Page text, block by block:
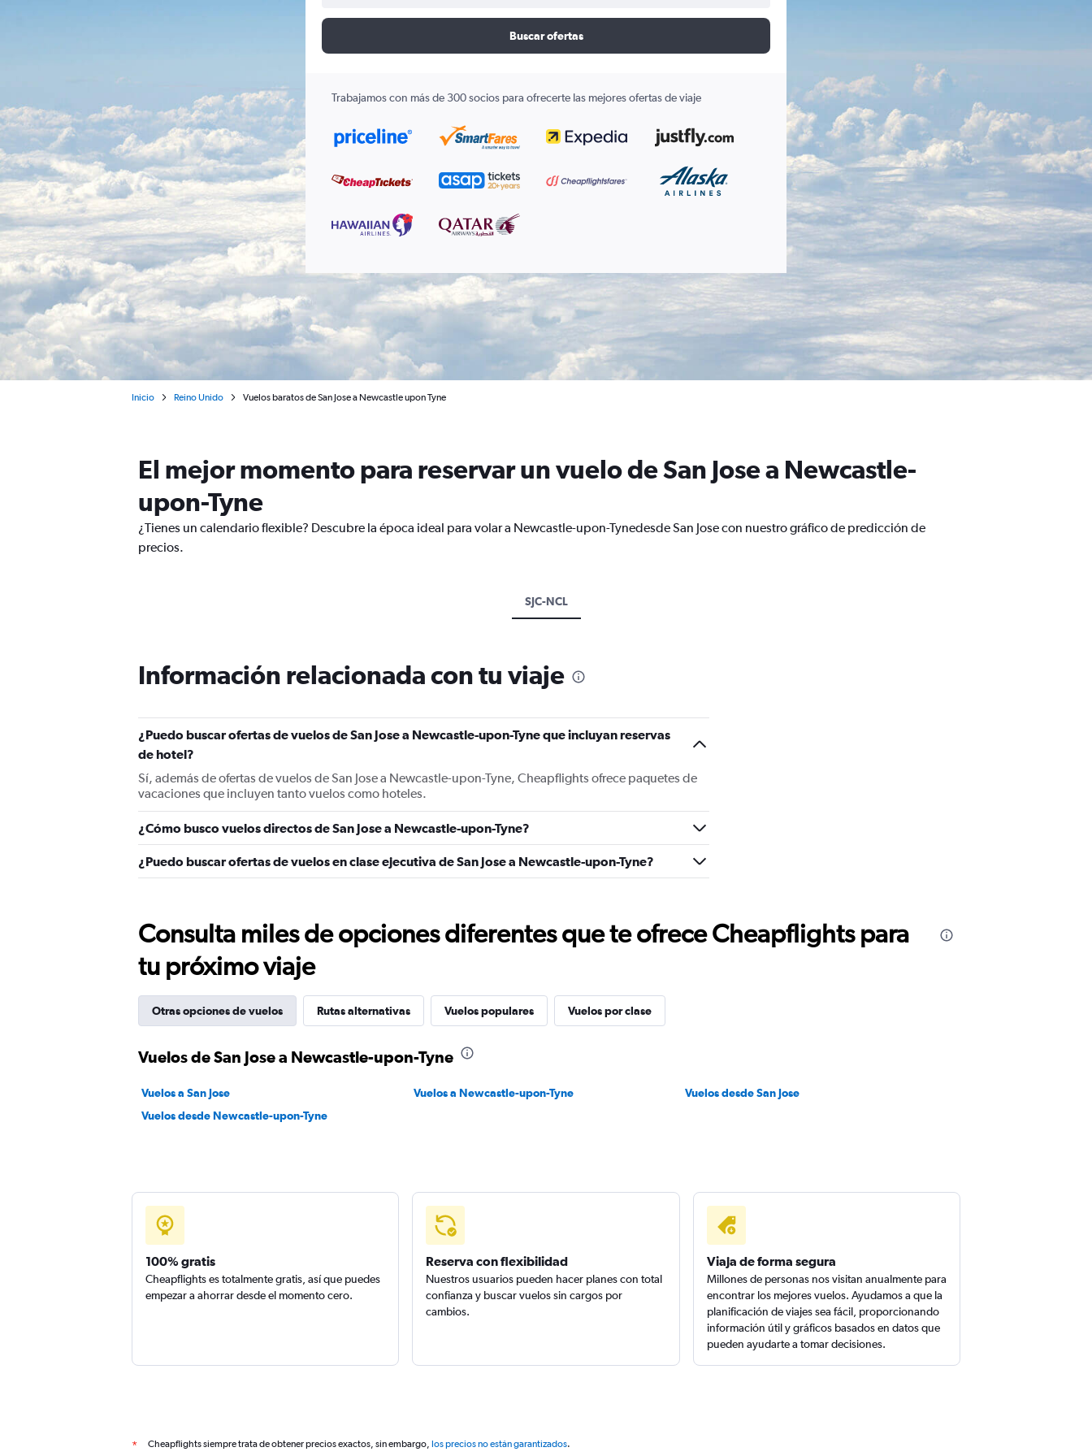
Buscar ofertas
Trabajamos con más de 300 socios para ofrecerte las mejores ofertas de viaje
Inicio Reino Unido Vuelos baratos de San Jose a Newcastle upon Tyne
El mejor momento para reservar un vuelo de San Jose a Newcastle-
upon-Tyne
¿Tienes un calendario flexible? Descubre la época ideal para volar a Newcastle-upon-Tynedesde San Jose con nuestro gráfico de predicción de
precios.
SJC-NCL
Información relacionada con tu viaje
¿Puedo buscar ofertas de vuelos de San Jose a Newcastle-upon-Tyne que incluyan reservas
de hotel?
Sí, además de ofertas de vuelos de San Jose a Newcastle-upon-Tyne, Cheapflights ofrece paquetes de
vacaciones que incluyen tanto vuelos como hoteles.
¿Cómo busco vuelos directos de San Jose a Newcastle-upon-Tyne?
¿Puedo buscar ofertas de vuelos en clase ejecutiva de San Jose a Newcastle-upon-Tyne?
Consulta miles de opciones diferentes que te ofrece Cheapflights para
tu próximo viaje
Otras opciones de vuelos Rutas alternativas Vuelos populares Vuelos por clase
Vuelos de San Jose a Newcastle-upon-Tyne
Vuelos a San Jose Vuelos a Newcastle-upon-Tyne
Vuelos desde San Jose
Vuelos desde Newcastle-upon-Tyne
100% gratis
Cheapflights es totalmente gratis, así que puedes
empezar a ahorrar desde el momento cero.
Reserva con flexibilidad
Nuestros usuarios pueden hacer planes con total
confianza y buscar vuelos sin cargos por
cambios.
Viaja de forma segura
Millones de personas nos visitan anualmente para
encontrar los mejores vuelos. Ayudamos a que la
planificación de viajes sea fácil, proporcionando
información útil y gráficos basados en datos que
pueden ayudarte a tomar decisiones.
* Cheapflights siempre trata de obtener precios exactos, sin embargo, los precios no están garantizados.